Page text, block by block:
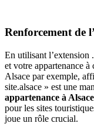
Renforcement de
En utilisant l’extension
et votre appartenance à
Alsace par exemple,
site.alsace » est une
appartenance à Alsace
pour les sites
joue un rôle crucial.